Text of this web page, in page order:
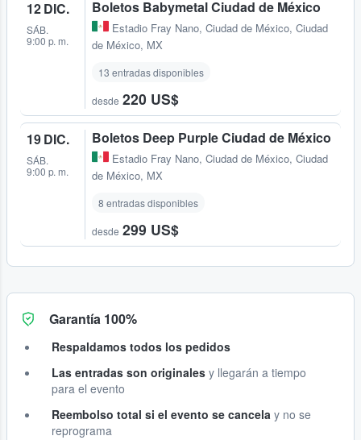
12 DIC.
SÁB.
9:00 p. m.
Boletos Babymetal Ciudad de México
Estadio Fray Nano, Ciudad de México, Ciudad
de México, MX
13 entradas disponibles
desde 220 US$
19 DIC.
SÁB.
9:00 p. m.
Boletos Deep Purple Ciudad de México
Estadio Fray Nano, Ciudad de México, Ciudad
de México, MX
8 entradas disponibles
desde 299 US$
Garantía 100%
Respaldamos todos los pedidos
Las entradas son originales y llegarán a tiempo
para el evento
Reembolso total si el evento se cancela y no se
reprograma